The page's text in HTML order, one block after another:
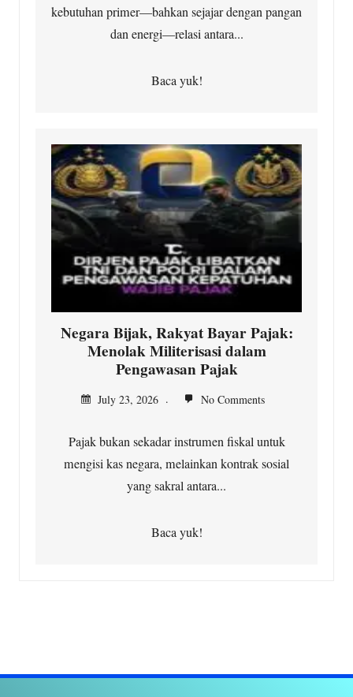
kebutuhan primer—bahkan sejajar dengan pangan
dan energi—relasi antara...
Baca yuk!
Negara Bijak, Rakyat Bayar Pajak:
Menolak Militerisasi dalam
Pengawasan Pajak
July 23, 2026 No Comments
Pajak bukan sekadar instrumen fiskal untuk
mengisi kas negara, melainkan kontrak sosial
yang sakral antara...
Baca yuk!